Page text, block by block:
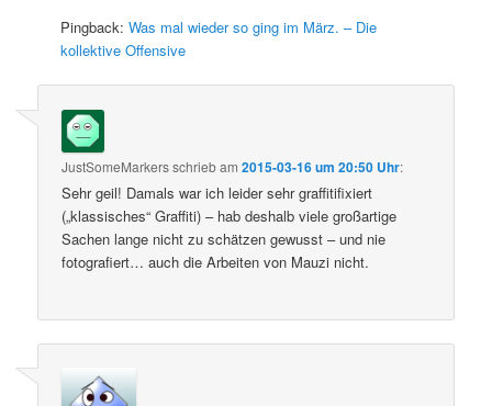
Pingback:Was mal wieder so ging im März. – Die
kollektive Offensive
JustSomeMarkersschriebam2015-03-16 um 20:50 Uhr:
Sehr geil! Damals war ich leider sehr graffitifixiert
(„klassisches“ Graffiti) – hab deshalb viele großartige
Sachen lange nicht zu schätzen gewusst – und nie
fotografiert… auch die Arbeiten von Mauzi nicht.